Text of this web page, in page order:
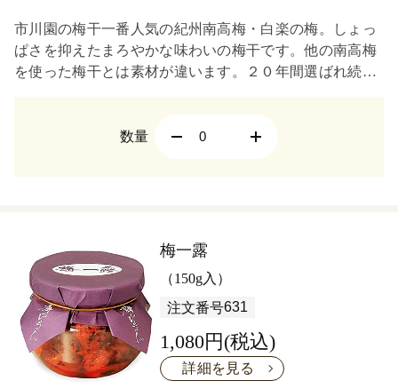
市川園の梅干一番人気の紀州南高梅・白楽の梅。しょっ
ぱさを抑えたまろやかな味わいの梅干です。他の南高梅
を使った梅干とは素材が違います。２０年間選ばれ続け
数量
梅一露
（150g入）
注文番号631
1,080円(税込)
詳細を見る